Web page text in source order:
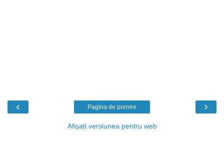
‹ ›
Pagina de pornire
Afișați versiunea pentru web